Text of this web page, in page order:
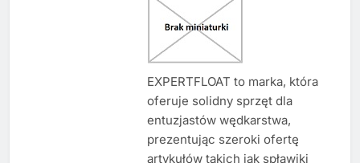
EXPERTFLOAT to marka, która
oferuje solidny sprzęt dla
entuzjastów wędkarstwa,
prezentując szeroki ofertę
artykułów takich jak spławiki